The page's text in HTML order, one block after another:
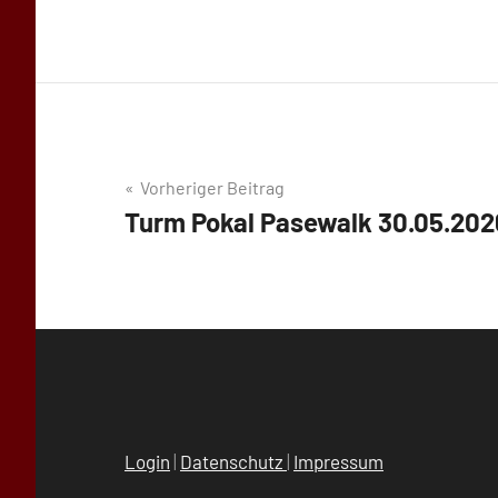
Beitragsnavigation
Vorheriger Beitrag
Turm Pokal Pasewalk
Login Datenschutz Impressum